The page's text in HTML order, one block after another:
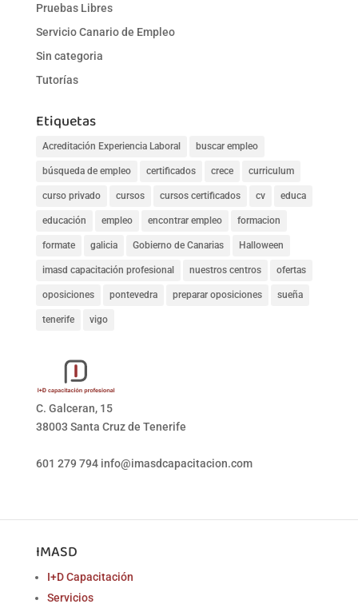
Pruebas Libres
Servicio Canario de Empleo
Sin categoria
Tutorías
Etiquetas
Acreditación Experiencia Laboral buscar empleo
búsqueda de empleo certificados crece curriculum
curso privado cursos cursos certificados cv educa
educación empleo encontrar empleo formacion
formate galicia Gobierno de Canarias Halloween
imasd capacitación profesional nuestros centros ofertas
oposiciones pontevedra preparar oposiciones sueña
tenerife vigo
C. Galceran, 15
38003 Santa Cruz de Tenerife
601 279 794 info@imasdcapacitacion.com
IMASD
I+D Capacitación
Servicios